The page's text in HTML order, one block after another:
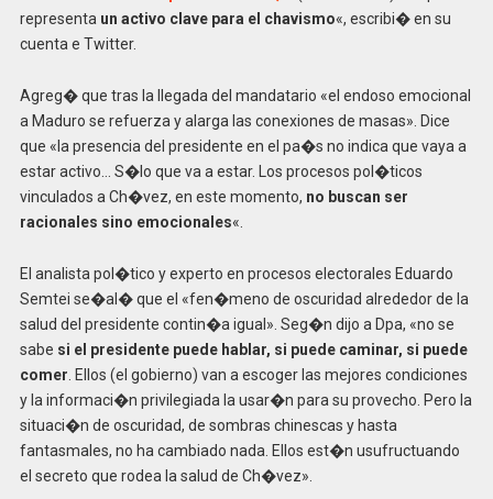
representa un activo clave para el chavismo«, escribi� en su
cuenta e Twitter.
Agreg� que tras la llegada del mandatario «el endoso emocional
a Maduro se refuerza y alarga las conexiones de masas». Dice
que «la presencia del presidente en el pa�s no indica que vaya a
estar activo… S�lo que va a estar. Los procesos pol�ticos
vinculados a Ch�vez, en este momento, no buscan ser
racionales sino emocionales«.
El analista pol�tico y experto en procesos electorales Eduardo
Semtei se�al� que el «fen�meno de oscuridad alrededor de la
salud del presidente contin�a igual». Seg�n dijo a Dpa, «no se
sabe si el presidente puede hablar, si puede caminar, si puede
comer . Ellos (el gobierno) van a escoger las mejores condiciones
y la informaci�n privilegiada la usar�n para su provecho. Pero la
situaci�n de oscuridad, de sombras chinescas y hasta
fantasmales, no ha cambiado nada. Ellos est�n usufructuando
el secreto que rodea la salud de Ch�vez».